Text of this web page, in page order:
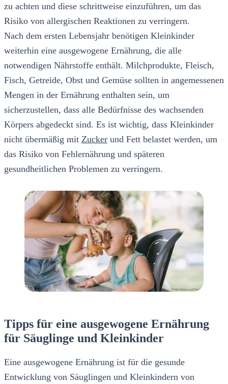
zu achten und diese schrittweise einzuführen, um das
Risiko von allergischen Reaktionen zu verringern.
Nach dem ersten Lebensjahr benötigen Kleinkinder
weiterhin eine ausgewogene Ernährung, die alle
notwendigen Nährstoffe enthält. Milchprodukte, Fleisch,
Fisch, Getreide, Obst und Gemüse sollten in angemessenen
Mengen in der Ernährung enthalten sein, um
sicherzustellen, dass alle Bedürfnisse des wachsenden
Körpers abgedeckt sind. Es ist wichtig, dass Kleinkinder
nicht übermäßig mit Zucker und Fett belastet werden, um
das Risiko von Fehlernährung und späteren
gesundheitlichen Problemen zu verringern.
Tipps für eine ausgewogene Ernährung
für Säuglinge und Kleinkinder
Eine ausgewogene Ernährung ist für die gesunde
Entwicklung von Säuglingen und Kleinkindern von